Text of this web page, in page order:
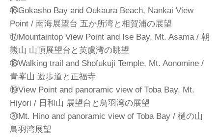
⑯Gokasho Bay and Oukaura Beach, Nankai View
Point / 南海展望台 五か所湾と相賀浦の展望
⑰Mountaintop View Point and Ise Bay, Mt. Asama / 朝
熊山 山頂展望台と英虞湾の眺望
⑱Walking trail and Shofukuji Temple, Mt. Aonomine /
青峯山 遊歩道と正福寺
⑲View Point and panoramic view of Toba Bay, Mt.
Hiyori / 日和山 展望台と鳥羽湾の展望
⑳Mt. Hino and panoramic view of Toba Bay / 樋の山
鳥羽湾展望